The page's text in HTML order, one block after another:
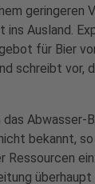
Ausland.
für Bier
schreibt vor,
das
bekannt,